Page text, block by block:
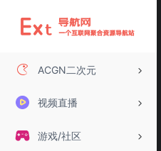
ACGN二次元
视频直播
游戏/社区